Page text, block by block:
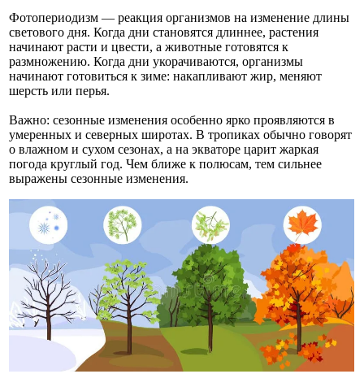
Фотопериодизм — реакция организмов на изменение длины
светового дня. Когда дни становятся длиннее, растения
начинают расти и цвести, а животные готовятся к
размножению. Когда дни укорачиваются, организмы
начинают готовиться к зиме: накапливают жир, меняют
шерсть или перья.
Важно: сезонные изменения особенно ярко проявляются в
умеренных и северных широтах. В тропиках обычно говорят
о влажном и сухом сезонах, а на экваторе царит жаркая
погода круглый год. Чем ближе к полюсам, тем сильнее
выражены сезонные изменения.